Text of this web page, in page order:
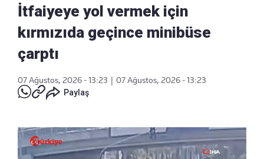
İtfaiyeye yol vermek için
kırmızıda geçince minibüse
çarptı
07 Ağustos, 2026 - 13:23
07 Ağustos, 2026 - 13:23
Paylaş